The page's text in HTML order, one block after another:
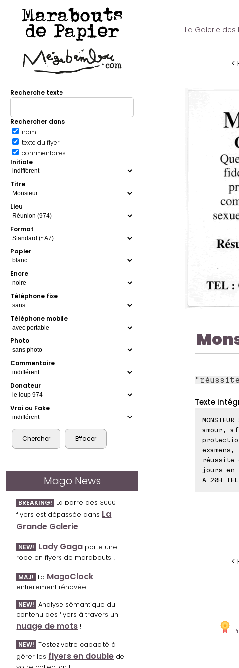
Marabouts
de Papier
Recherche texte
Rechercher dans
nom
texte du flyer
commentaires
Initiale
Titre
Lieu
Format
Papier
Encre
Téléphone fixe
Téléphone mobile
Photo
Commentaire
Donateur
Vrai ou Fake
Mago News
BREAKING! La barre des 3000
flyers est dépassée dans La
Grande Galerie !
NEW! Lady Gaga porte une
robe en flyers de marabouts !
MAJ! La MagoClock
entièrement rénovée !
NEW! Analyse sémantique du
contenu des flyers à travers un
nuage de mots !
NEW! Testez votre capacité à
gérer les flyers en double de
La Galerie des
<
Texte
amour,
réussite
jours en
A 20H
<